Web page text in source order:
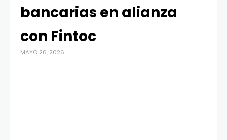
bancarias en alianza
con Fintoc
MAYO 26, 2026